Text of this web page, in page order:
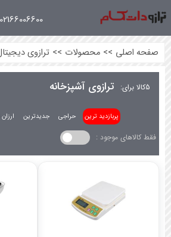
02166006600
صفحه اصلی >> محصولات >> ترازوی
5کالا برای: ترازوی آشپزخانه
پربازدید ترین حراجی جدیدترین
فقط کالاهای موجود :